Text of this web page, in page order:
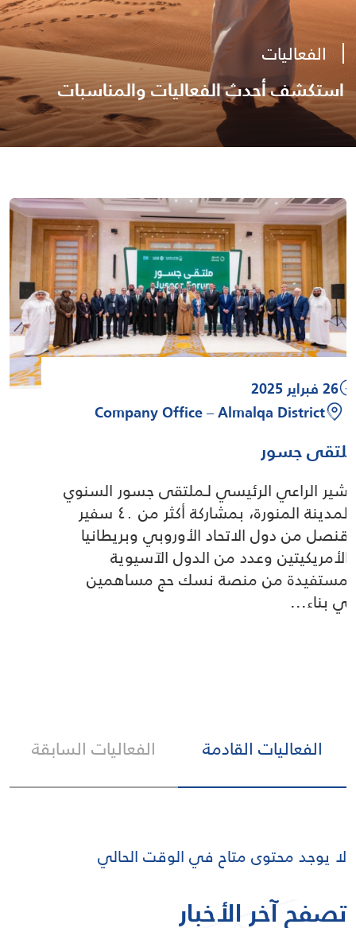
الفعاليات
استكشف أحدث الفعاليات والمناسبات
26 فبراير 2025
Company Office – Almalqa District
جسور
الراعي الرئيسي لـملتقى جسور السنوي
بالمدينة المنورة، بمشاركة أكثر من ٤٠ سفير
من دول الاتحاد الأوروبي وبريطانيا
وعدد من الدول الآسيوية
من منصة نسك حج مساهمين
بناء...
الفعاليات القادمة الفعاليات السابقة
لا يوجد محتوى متاح في الوقت الحالي
تصفح آخر الأخبار